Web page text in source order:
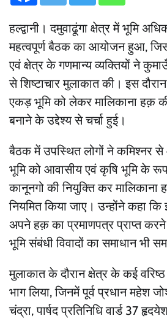
हल्द्वानी। दमुवाढूंगा क्षेत्र में भूमि
महत्वपूर्ण बैठक का आयोजन हुआ,
एवं क्षेत्र के गणमान्य व्यक्तियों ने
से शिष्टाचार मुलाकात की। इस
एकड़ भूमि को लेकर मालिकाना हक़
बनाने के उद्देश्य से चर्चा हुई।
बैठक में उपस्थित लोगों ने कमिश्नर
भूमि को आवासीय एवं कृषि भूमि के
कानूनगो की नियुक्ति कर मालिकाना
नियमित किया जाए। उन्होंने कहा
अपने हक़ का प्रमाणपत्र प्राप्त
भूमि संबंधी विवादों का समाधान भी
मुलाकात के दौरान क्षेत्र के कई
भाग लिया, जिनमें पूर्व प्रधान महेश
चंद्रा, पार्षद प्रतिनिधि वार्ड 37